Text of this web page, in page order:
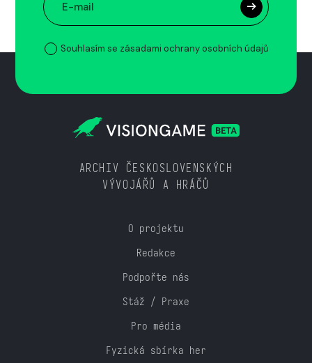
Souhlasím se zásadami ochrany osobních údajů
ARCHIV ČESKOSLOVENSKÝCH
VÝVOJÁŘŮ A HRÁČŮ
O projektu
Redakce
Podpořte nás
Stáž / Praxe
Pro média
Fyzická sbírka her